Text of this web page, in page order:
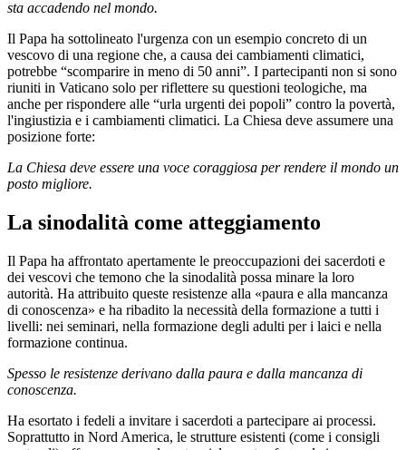
sta accadendo nel mondo.
Il Papa ha sottolineato l'urgenza con un esempio concreto di un
vescovo di una regione che, a causa dei cambiamenti climatici,
potrebbe “scomparire in meno di 50 anni”. I partecipanti non si sono
riuniti in Vaticano solo per riflettere su questioni teologiche, ma
anche per rispondere alle “urla urgenti dei popoli” contro la povertà,
l'ingiustizia e i cambiamenti climatici. La Chiesa deve assumere una
posizione forte:
La Chiesa deve essere una voce coraggiosa per rendere il mondo un
posto migliore.
La sinodalità come atteggiamento
Il Papa ha affrontato apertamente le preoccupazioni dei sacerdoti e
dei vescovi che temono che la sinodalità possa minare la loro
autorità. Ha attribuito queste resistenze alla «paura e alla mancanza
di conoscenza» e ha ribadito la necessità della formazione a tutti i
livelli: nei seminari, nella formazione degli adulti per i laici e nella
formazione continua.
Spesso le resistenze derivano dalla paura e dalla mancanza di
conoscenza.
Ha esortato i fedeli a invitare i sacerdoti a partecipare ai processi.
Soprattutto in Nord America, le strutture esistenti (come i consigli